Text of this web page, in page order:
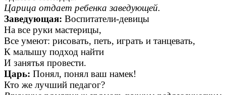
Царица отдает ребенка заведующей.
Заведующая: Воспитатели-девицы
На все руки мастерицы,
Все умеют: рисовать, петь, играть и танцевать,
К малышу подход найти
И занятья провести.
Царь: Понял, понял ваш намек!
Кто же лучший педагог?